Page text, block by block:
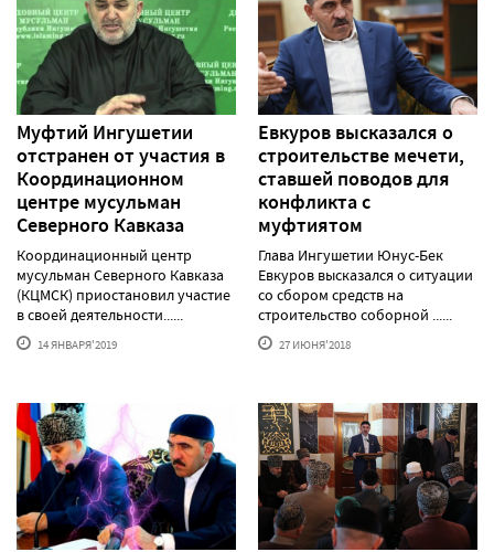
Муфтий Ингушетии
отстранен от участия в
Координационном
центре мусульман
Северного Кавказа
Координационный центр
мусульман Северного Кавказа
(КЦМСК) приостановил участие
в своей деятельности......
14 ЯНВАРЯ'2019
Евкуров высказался о
строительстве мечети,
ставшей поводов для
конфликта с
муфтиятом
Глава Ингушетии Юнус-Бек
Евкуров высказался о ситуации
со сбором средств на
строительство соборной ......
27 ИЮНЯ'2018